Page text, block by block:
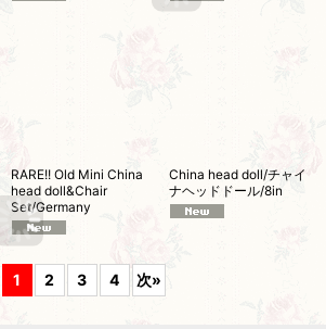
RARE!! Old Mini China
head doll&Chair
Set/Germany
China head doll/チャイ
ナヘッドドール/8in
1 2 3 4 次»